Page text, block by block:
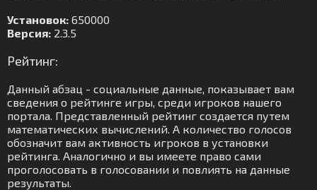
Установок: 650000
Версия: 2.3.5
Рейтинг:
Данный абзац - социальные данные, показывает вам
сведения о рейтинге игры, среди игроков нашего
портала. Представленный рейтинг создается путем
математических вычислений. А количество голосов
обозначит вам активность игроков в установки
рейтинга. Аналогично и вы имеете право сами
проголосовать в голосовании и повлиять на данные
результаты.